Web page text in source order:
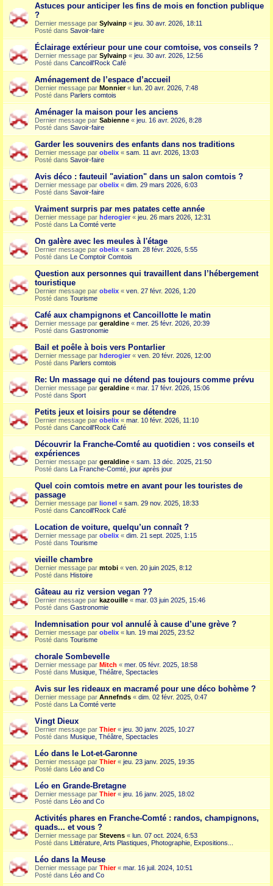
Astuces pour anticiper les fins de mois en fonction publique
?
Dernier message par Sylvainp « jeu. 30 avr. 2026, 18:11
Posté dans Savoir-faire
Éclairage extérieur pour une cour comtoise, vos conseils ?
Dernier message par Sylvainp « jeu. 30 avr. 2026, 12:56
Posté dans Cancoill'Rock Café
Aménagement de l’espace d’accueil
Dernier message par Monnier« lun. 20 avr. 2026, 7:48
Posté dans Parlers comtois
Aménager la maison pour les anciens
Dernier message par Sabienne « jeu. 16 avr. 2026, 8:28
Posté dans Savoir-faire
Garder les souvenirs des enfants dans nos traditions
Dernier message par obelix « sam. 11 avr. 2026, 13:03
Posté dans Savoir-faire
Avis déco : fauteuil "aviation" dans un salon comtois ?
Dernier message par obelix « dim. 29 mars 2026, 6:03
Posté dans Savoir-faire
Vraiment surpris par mes patates cette année
Dernier message par hderogier « jeu. 26 mars 2026, 12:31
Posté dans La Comté verte
On galère avec les meules à l'étage
Dernier message par obelix « sam. 28 févr. 2026, 5:55
Posté dans Le Comptoir Comtois
Question aux personnes qui travaillent dans l’hébergement
touristique
Dernier message par obelix « ven. 27 févr. 2026, 1:20
Posté dans Tourisme
Café aux champignons et Cancoillotte le matin
Dernier message par geraldine « mer. 25 févr. 2026, 20:39
Posté dans Gastronomie
Bail et poêle à bois vers Pontarlier
Dernier message par hderogier « ven. 20 févr. 2026, 12:00
Posté dans Parlers comtois
Re: Un massage qui ne détend pas toujours comme prévu
Dernier message par geraldine « mar. 17 févr. 2026, 15:06
Posté dans Sport
Petits jeux et loisirs pour se détendre
Dernier message par obelix « mar. 10 févr. 2026, 11:10
Posté dans Cancoill'Rock Café
Découvrir la Franche-Comté au quotidien : vos conseils et
expériences
Dernier message par geraldine « sam. 13 déc. 2025, 21:50
Posté dans La Franche-Comté, jour après jour
Quel coin comtois metre en avant pour les touristes de
passage
Dernier message par lionel « sam. 29 nov. 2025, 18:33
Posté dans Cancoill'Rock Café
Location de voiture, quelqu’un connaît ?
Dernier message par obelix « dim. 21 sept. 2025, 1:15
Posté dans Tourisme
vieille chambre
Dernier message par mtobi « ven. 20 juin 2025, 8:12
Posté dans Histoire
Gâteau au riz version vegan ??
Dernier message par kazouille « mar. 03 juin 2025, 15:46
Posté dans Gastronomie
Indemnisation pour vol annulé à cause d’une grève ?
Dernier message par obelix « lun. 19 mai 2025, 23:52
Posté dans Tourisme
chorale Sombevelle
Dernier message par Mitch « mer. 05 févr. 2025, 18:58
Posté dans Musique, Théâtre, Spectacles
Avis sur les rideaux en macramé pour une déco bohème ?
Dernier message par Annefnds « dim. 02 févr. 2025, 0:47
Posté dans La Comté verte
Vingt Dieux
Dernier message par Thier« jeu. 30 janv. 2025, 10:27
Posté dans Musique, Théâtre, Spectacles
Léo dans le Lot-et-Garonne
Dernier message par Thier« jeu. 23 janv. 2025, 19:35
Posté dans Léo and Co
Léo en Grande-Bretagne
Dernier message par Thier« jeu. 16 janv. 2025, 18:02
Posté dans Léo and Co
Activités phares en Franche-Comté : randos, champignons,
quads... et vous ?
Dernier message par Stevens « lun. 07 oct. 2024, 6:53
Posté dans Littérature, Arts Plastiques, Photographie, Expositions...
Léo dans la Meuse
Dernier message par Thier« mar. 16 juil. 2024, 10:51
Posté dans Léo and Co